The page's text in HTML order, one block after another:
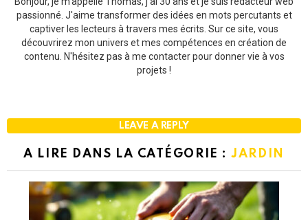
passionné. J'aime transformer des idées en mots percutants et
captiver les lecteurs à travers mes écrits. Sur ce site, vous
découvrirez mon univers et mes compétences en création de
contenu. N'hésitez pas à me contacter pour donner vie à vos
projets !
LEAVE A REPLY
A LIRE DANS LA CATÉGORIE :JARDIN